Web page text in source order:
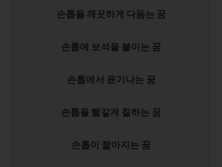
손톱을 깨끗하게 다듬는 꿈
손톱에 보석을 붙이는 꿈
손톱에서 윤기나는 꿈
손톱을 빨갛게 칠하는 꿈
손톱이 짧아지는 꿈